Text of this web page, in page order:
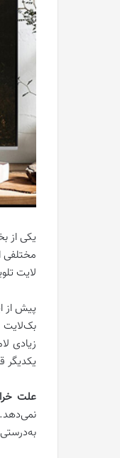
یکی از
مختلفی
لایت
پیش از
بک‌لایت
زیادی
یکدیگر
علت